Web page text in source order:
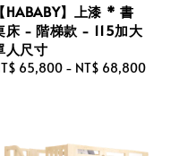
【HABABY】上漆 * 書
床 - 階梯款 - 115加大
人尺寸
65,800 - NT$ 68,800